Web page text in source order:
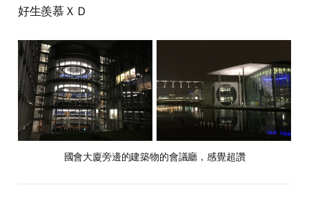
好生羨慕ＸＤ
國會大廈旁邊的建築物的會議廳，感覺超讚